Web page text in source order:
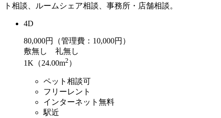
ト相談、ルームシェア相談、事務所・店舗相談。
4D
80,000円（管理費：10,000円）
敷無し 礼無し
1K（24.00m2 ）
ペット相談可
フリーレント
インターネット無料
駅近